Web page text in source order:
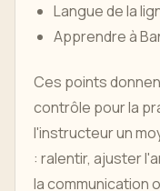
Langue de la
Apprendre à
Ces points
contrôle pour la
l'instructeur un
: ralentir, ajuster
la communication